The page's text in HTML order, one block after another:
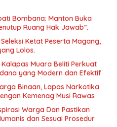
Bombana: Manton Buka
Ruang Hak Jawab”.
Ketat Peserta Magang,
Lolos.
Muara Beliti Perkuat
yang Modern dan Efektif
Binaan, Lapas Narkotika
Kemenag Musi Rawas
Warga Dan Pastikan
dan Sesuai Prosedur